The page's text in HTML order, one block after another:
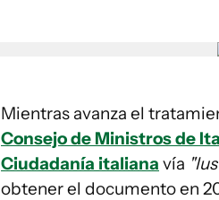
Mientras avanza el
Consejo de Ministros de
Ciudadanía italiana vía
obtener el documento en